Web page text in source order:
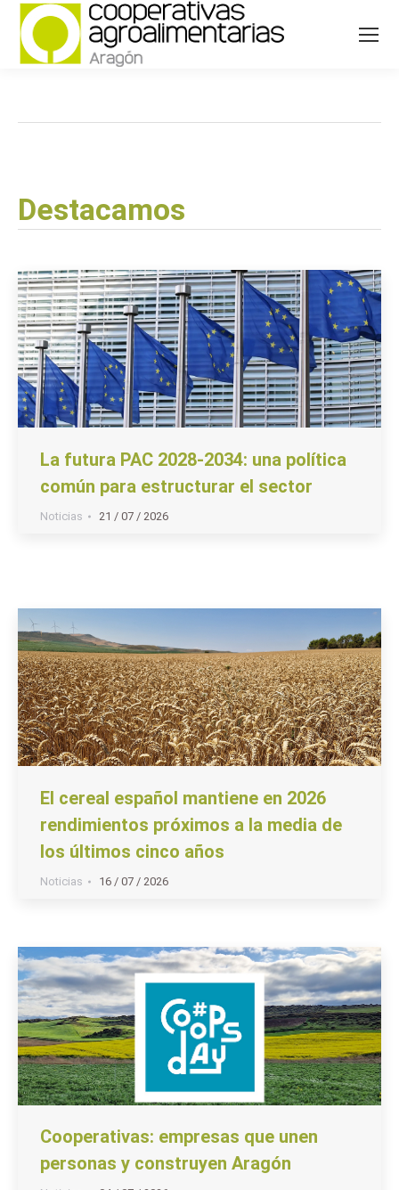
Destacamos
La futura PAC 2028-2034: una política
común para estructurar el sector
Noticias 21 / 07 / 2026
El cereal español mantiene en 2026
rendimientos próximos a la media de
los últimos cinco años
Noticias 16 / 07 / 2026
Cooperativas: empresas que unen
personas y construyen Aragón